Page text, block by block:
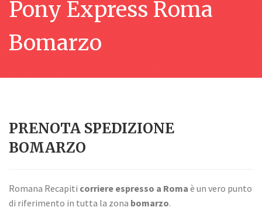
Pony Express Roma
Bomarzo
PRENOTA SPEDIZIONE
BOMARZO
Romana Recapiti corriere espresso a Roma è un vero punto
di riferimento in tutta la zona bomarzo.